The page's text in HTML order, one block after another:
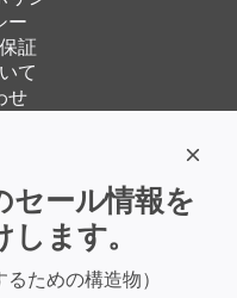
ー
証
て
せ
ち早くお届けします。
セール情報を
ます。
ための構造物）